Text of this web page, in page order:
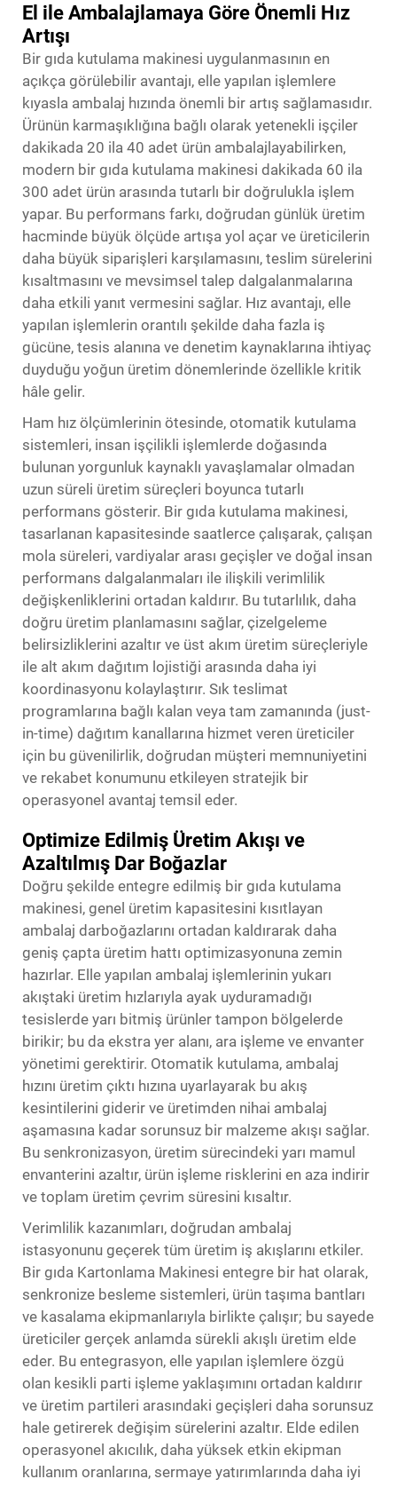
El ile Ambalajlamaya Göre Önemli Hız
Artışı
Bir gıda kutulama makinesi uygulanmasının en
açıkça görülebilir avantajı, elle yapılan işlemlere
kıyasla ambalaj hızında önemli bir artış sağlamasıdır.
Ürünün karmaşıklığına bağlı olarak yetenekli işçiler
dakikada 20 ila 40 adet ürün ambalajlayabilirken,
modern bir gıda kutulama makinesi dakikada 60 ila
300 adet ürün arasında tutarlı bir doğrulukla işlem
yapar. Bu performans farkı, doğrudan günlük üretim
hacminde büyük ölçüde artışa yol açar ve üreticilerin
daha büyük siparişleri karşılamasını, teslim sürelerini
kısaltmasını ve mevsimsel talep dalgalanmalarına
daha etkili yanıt vermesini sağlar. Hız avantajı, elle
yapılan işlemlerin orantılı şekilde daha fazla iş
gücüne, tesis alanına ve denetim kaynaklarına ihtiyaç
duyduğu yoğun üretim dönemlerinde özellikle kritik
hâle gelir.
Ham hız ölçümlerinin ötesinde, otomatik kutulama
sistemleri, insan işçilikli işlemlerde doğasında
bulunan yorgunluk kaynaklı yavaşlamalar olmadan
uzun süreli üretim süreçleri boyunca tutarlı
performans gösterir. Bir gıda kutulama makinesi,
tasarlanan kapasitesinde saatlerce çalışarak, çalışan
mola süreleri, vardiyalar arası geçişler ve doğal insan
performans dalgalanmaları ile ilişkili verimlilik
değişkenliklerini ortadan kaldırır. Bu tutarlılık, daha
doğru üretim planlamasını sağlar, çizelgeleme
belirsizliklerini azaltır ve üst akım üretim süreçleriyle
ile alt akım dağıtım lojistiği arasında daha iyi
koordinasyonu kolaylaştırır. Sık teslimat
programlarına bağlı kalan veya tam zamanında (just-
in-time) dağıtım kanallarına hizmet veren üreticiler
için bu güvenilirlik, doğrudan müşteri memnuniyetini
ve rekabet konumunu etkileyen stratejik bir
operasyonel avantaj temsil eder.
Optimize Edilmiş Üretim Akışı ve
Azaltılmış Dar Boğazlar
Doğru şekilde entegre edilmiş bir gıda kutulama
makinesi, genel üretim kapasitesini kısıtlayan
ambalaj darboğazlarını ortadan kaldırarak daha
geniş çapta üretim hattı optimizasyonuna zemin
hazırlar. Elle yapılan ambalaj işlemlerinin yukarı
akıştaki üretim hızlarıyla ayak uyduramadığı
tesislerde yarı bitmiş ürünler tampon bölgelerde
birikir; bu da ekstra yer alanı, ara işleme ve envanter
yönetimi gerektirir. Otomatik kutulama, ambalaj
hızını üretim çıktı hızına uyarlayarak bu akış
kesintilerini giderir ve üretimden nihai ambalaj
aşamasına kadar sorunsuz bir malzeme akışı sağlar.
Bu senkronizasyon, üretim sürecindeki yarı mamul
envanterini azaltır, ürün işleme risklerini en aza indirir
ve toplam üretim çevrim süresini kısaltır.
Verimlilik kazanımları, doğrudan ambalaj
istasyonunu geçerek tüm üretim iş akışlarını etkiler.
Bir gıda Kartonlama Makinesi entegre bir hat olarak,
senkronize besleme sistemleri, ürün taşıma bantları
ve kasalama ekipmanlarıyla birlikte çalışır; bu sayede
üreticiler gerçek anlamda sürekli akışlı üretim elde
eder. Bu entegrasyon, elle yapılan işlemlere özgü
olan kesikli parti işleme yaklaşımını ortadan kaldırır
ve üretim partileri arasındaki geçişleri daha sorunsuz
hale getirerek değişim sürelerini azaltır. Elde edilen
operasyonel akıcılık, daha yüksek etkin ekipman
kullanım oranlarına, sermaye yatırımlarında daha iyi